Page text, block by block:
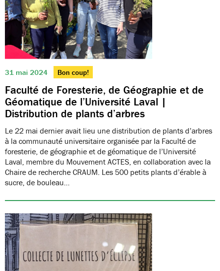
31 mai 2024 Bon coup!
Faculté de Foresterie, de Géographie et de
Géomatique de l’Université Laval |
Distribution de plants d’arbres
Le 22 mai dernier avait lieu une distribution de plants d’arbres
à la communauté universitaire organisée par la Faculté de
foresterie, de géographie et de géomatique de l’Université
Laval, membre du Mouvement ACTES, en collaboration avec la
Chaire de recherche CRAUM. Les 500 petits plants d’érable à
sucre, de bouleau…